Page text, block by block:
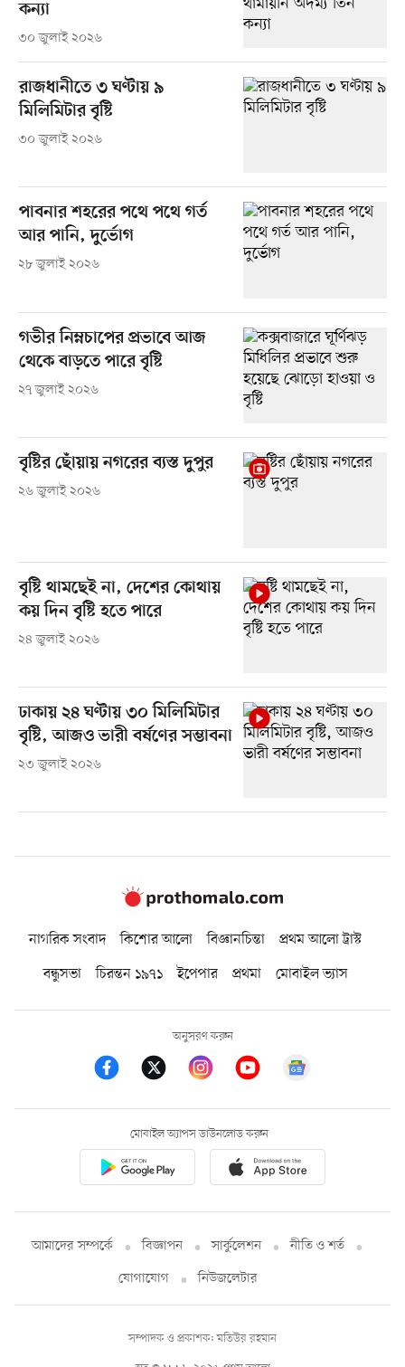
কন্যা
৩০ জুলাই ২০২৬
রাজধানীতে ৩ ঘণ্টায় ৯
মিলিমিটার বৃষ্টি
৩০ জুলাই ২০২৬
পাবনার শহরের পথে পথে গর্ত
আর পানি, দুর্ভোগ
২৮ জুলাই ২০২৬
গভীর নিম্নচাপের প্রভাবে আজ
থেকে বাড়তে পারে বৃষ্টি
২৭ জুলাই ২০২৬
বৃষ্টির ছোঁয়ায় নগরের ব্যস্ত দুপুর
২৬ জুলাই ২০২৬
বৃষ্টি থামছেই না, দেশের কোথায়
কয় দিন বৃষ্টি হতে পারে
২৪ জুলাই ২০২৬
ঢাকায় ২৪ ঘণ্টায় ৩০ মিলিমিটার
বৃষ্টি, আজও ভারী বর্ষণের সম্ভাবনা
২৩ জুলাই ২০২৬
নাগরিক সংবাদ কিশোর আলো বিজ্ঞানচিন্তা
প্রথম আলো ট্রাস্ট
বন্ধুসভা
চিরন্তন ১৯৭১ ইপেপার প্রথমা মোবাইল ভ্যাস
অনুসরণ করুন
মোবাইল অ্যাপস ডাউনলোড করুন
আমাদের সম্পর্কে বিজ্ঞাপন সার্কুলেশন
নীতি ও শর্ত
যোগাযোগ
নিউজলেটার
সম্পাদক ও প্রকাশক: মতিউর রহমান